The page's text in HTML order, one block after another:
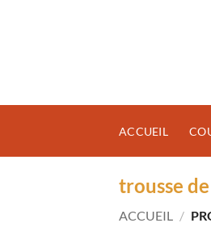
ACCUEIL
trousse
ACCUEIL /